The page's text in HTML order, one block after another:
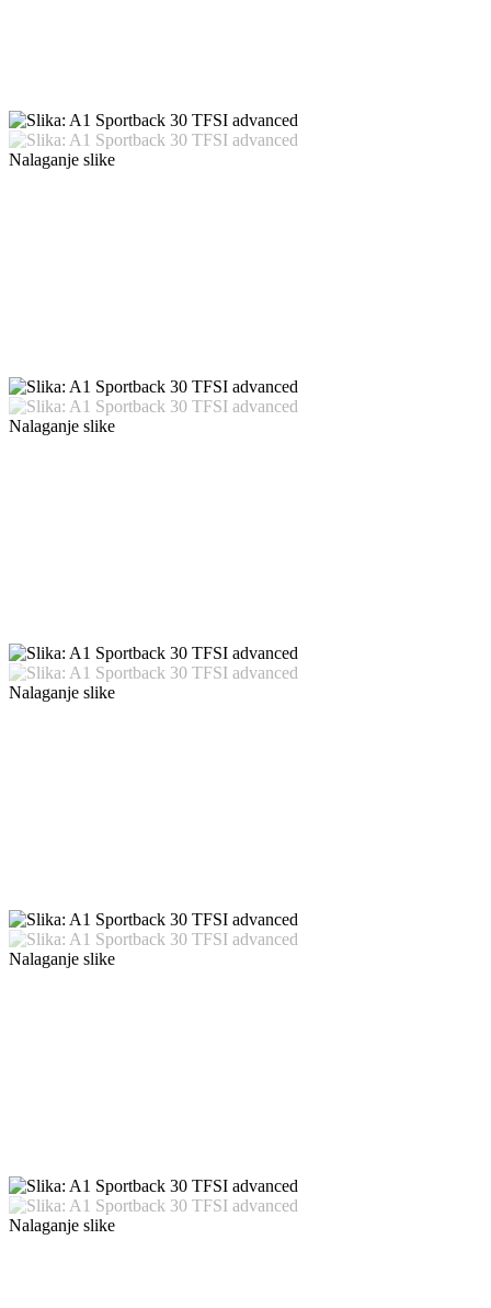
Nalaganje slike
Nalaganje slike
Nalaganje slike
Nalaganje slike
Nalaganje slike